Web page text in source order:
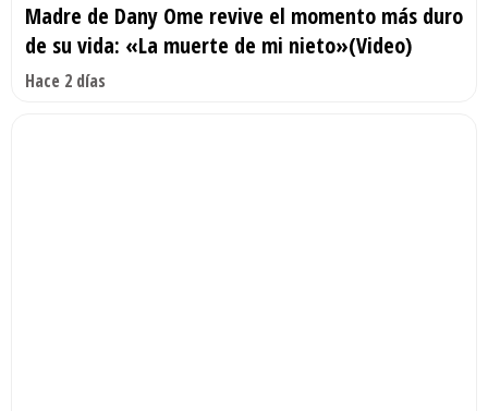
Madre de Dany Ome revive el momento más duro
de su vida: «La muerte de mi nieto»(Video)
Hace 2 días